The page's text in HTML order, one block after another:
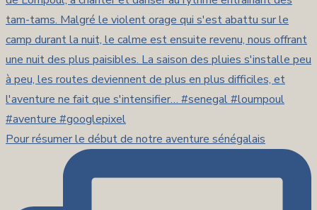
Pour résumer le début de notre aventure sénégalais